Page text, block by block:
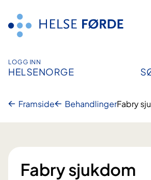
innhald
LOGG INN
HELSENORGE
Framside BehandlingerFabry
Fabry sjukdom